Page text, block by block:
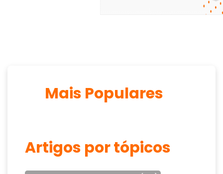
Mais Populares
Artigos por tópicos